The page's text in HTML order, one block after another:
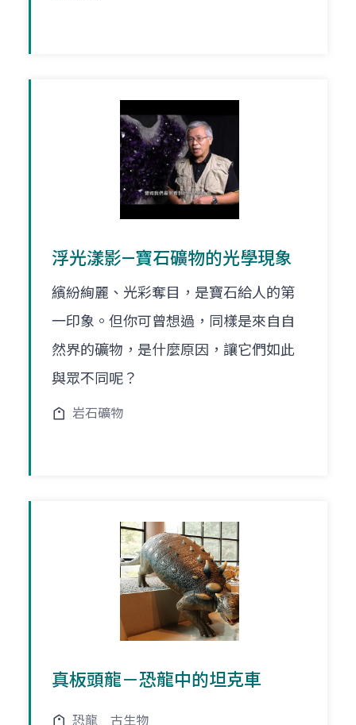
浮光漾影—寶石礦物的光學現象
繽紛絢麗、光彩奪目，是寶石給人的第
一印象。但你可曾想過，同樣是來自自
然界的礦物，是什麼原因，讓它們如此
與眾不同呢？
岩石礦物
真板頭龍－恐龍中的坦克車
恐龍 古生物